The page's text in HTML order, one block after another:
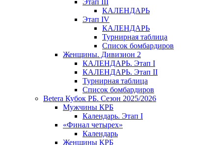
Этап III
КАЛЕНДАРЬ
Этап IV
КАЛЕНДАРЬ
Турнирная таблица
Список бомбардиров
Женщины. Дивизион 2
КАЛЕНДАРЬ. Этап I
КАЛЕНДАРЬ. Этап II
Турнирная таблица
Список бомбардиров
Betera Кубок РБ. Сезон 2025/2026
Мужчины КРБ
Календарь. Этап I
«Финал четырех»
Календарь
Женщины КРБ